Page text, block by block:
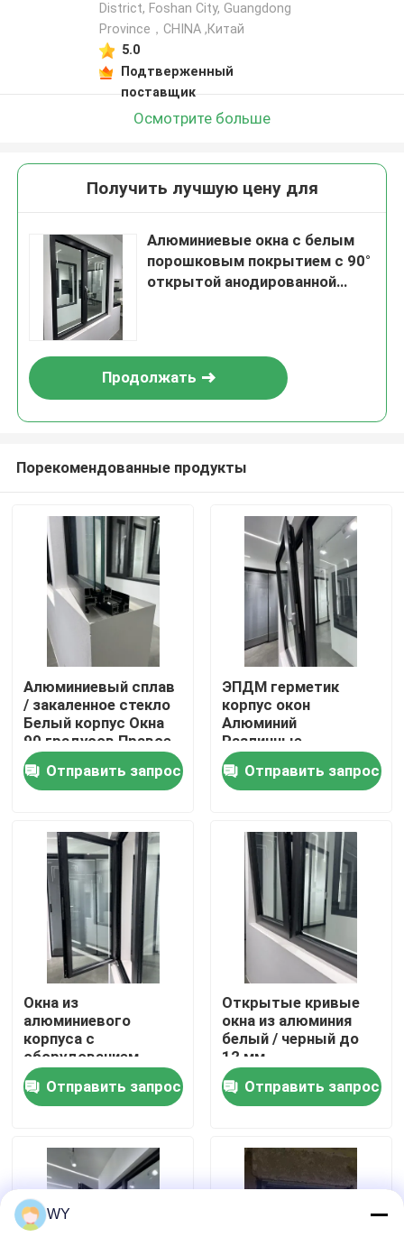
Дом
Продукты
видео
О нас
Путешествие фабрики
Проверка качества
Свяжитесь мы
Алюминиевые окна
Алюминиевые двухслойные окна
District, Foshan City, Guangdong
Province，CHINA ,Китай
5.0
Подтверженный
поставщик
Осмотрите больше
Получить лучшую цену для
Алюминиевые окна с белым
порошковым покрытием с 90°
открытой анодированной
Продолжать
Порекомендованные продукты
Алюминиевый сплав
/ закаленное стекло
Белый корпус Окна
90 градусов Правое
открытие
нержавеющей стали
сетка
Отправить запрос
ЭПДМ герметик
корпус окон
Алюминий
Различные
поверхностные
обработки
Отправить запрос
Окна из
алюминиевого
корпуса с
оборудованием
Германии 8 мм
стекло для полной
энергоэффективности
Отправить запрос
Открытые кривые
окна из алюминия
белый / черный до
12 мм
стекловолокнистый
экранОтправить запрос
WY